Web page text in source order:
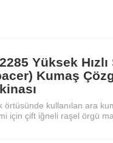
Yüksek
Kumaş
örtüsünde kullanılan ara
için çift iğneli raşel örgü